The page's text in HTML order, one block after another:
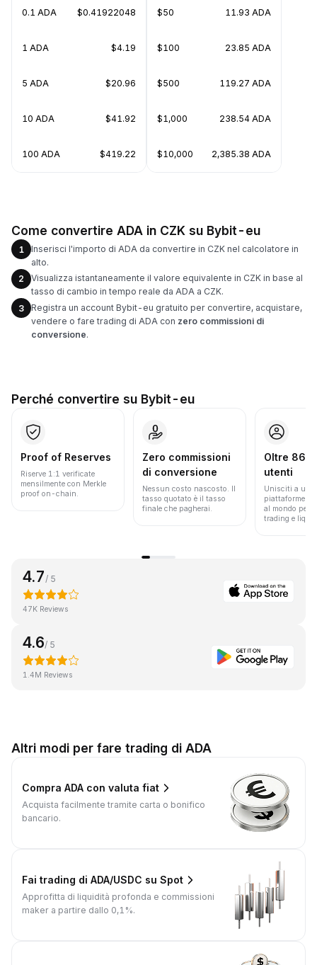
0.1 ADA $0.41922048
1 ADA $4.19
5 ADA $20.96
10 ADA $41.92
100 ADA $419.22
$50 11.93 ADA
$100 23.85 ADA
$500 119.27 ADA
$1,000 238.54 ADA
$10,000 2,385.38 ADA
Come convertire ADA in CZK su Bybit-eu
1
Inserisci l'importo di ADA da convertire in CZK nel calcolatore in
alto.
2
Visualizza istantaneamente il valore equivalente in CZK in base al
tasso di cambio in tempo reale da ADA a CZK.
3
Registra un account Bybit-eu gratuito per convertire, acquistare,
vendere o fare trading di ADA con zero commissioni di
conversione.
Perché convertire su Bybit-eu
Proof of Reserves
Riserve 1:1 verificate
mensilmente con Merkle
proof on-chain.
Zero commissioni
di conversione
Nessun costo nascosto. Il
tasso quotato è il tasso
finale che pagherai.
Oltre 86
utenti
Unisciti a una
piattaforme
al mondo per
trading e
4.7 / 5
47K Reviews
4.6/ 5
1.4M Reviews
Altri modi per fare trading di ADA
Compra ADA con valuta fiat
Acquista facilmente tramite carta o bonifico
bancario.
Fai trading di ADA/USDC su Spot
Approfitta di liquidità profonda e commissioni
maker a partire dallo 0,1%.